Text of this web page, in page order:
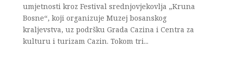
umjetnosti kroz Festival srednjovjekovlja „Kruna
Bosne“, koji organizuje Muzej bosanskog
kraljevstva, uz podršku Grada Cazina i Centra za
kulturu i turizam Cazin. Tokom tri...